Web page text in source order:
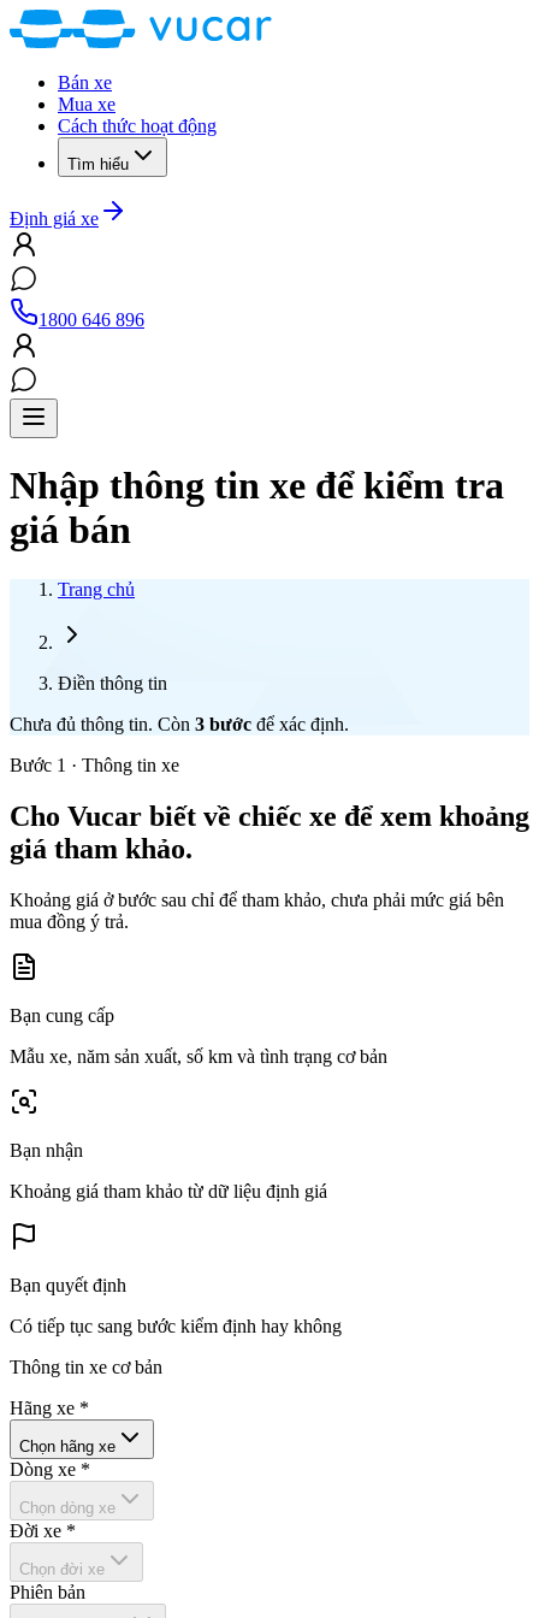
Bán xe
Mua xe
Cách thức hoạt động
Tìm hiểu
Định giá xe
1800 646 896
Nhập thông tin xe để kiểm tra
giá bán
Trang chủ
Điền thông tin
Chưa đủ thông tin. Còn 3 bước để xác định.
Bước 1 · Thông tin xe
Cho Vucar biết về chiếc xe để xem khoảng
giá tham khảo.
Khoảng giá ở bước sau chỉ để tham khảo, chưa phải mức giá bên
mua đồng ý trả.
Bạn cung cấp
Mẫu xe, năm sản xuất, số km và tình trạng cơ bản
Bạn nhận
Khoảng giá tham khảo từ dữ liệu định giá
Bạn quyết định
Có tiếp tục sang bước kiểm định hay không
Thông tin xe cơ bản
Hãng xe *
Chọn hãng xe
Dòng xe *
Chọn dòng xe
Đời xe *
Chọn đời xe
Phiên bản